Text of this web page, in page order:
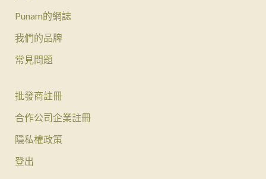
Punam的網誌
我們的品牌
常見問題
批發商註冊
合作公司企業註冊
隱私權政策
登出